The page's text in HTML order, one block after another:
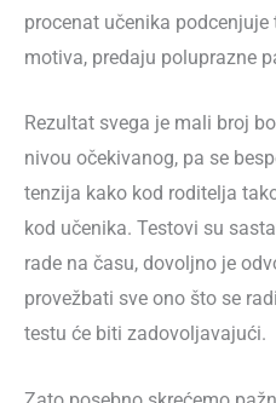
procenat učenika podcenjuje
motiva, predaju poluprazne
Rezultat svega je mali broj
nivou očekivanog, pa se
tenzija kako kod roditelja
kod učenika. Testovi su
rade na času, dovoljno je
provežbati sve ono što se
testu će biti zadovoljavajući.